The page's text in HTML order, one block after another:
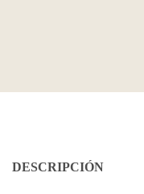
DESCRIPCIÓN